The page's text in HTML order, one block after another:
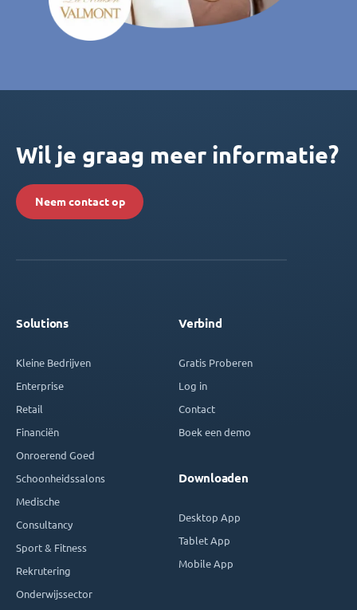
Wil je graag meer informatie?
Neem contact op
Solutions
Kleine Bedrijven
Enterprise
Retail
Financiën
Onroerend Goed
Schoonheidssalons
Medische
Consultancy
Sport & Fitness
Rekrutering
Onderwijssector
Verbind
Gratis Proberen
Log in
Contact
Boek een demo
Downloaden
Desktop App
Tablet App
Mobile App